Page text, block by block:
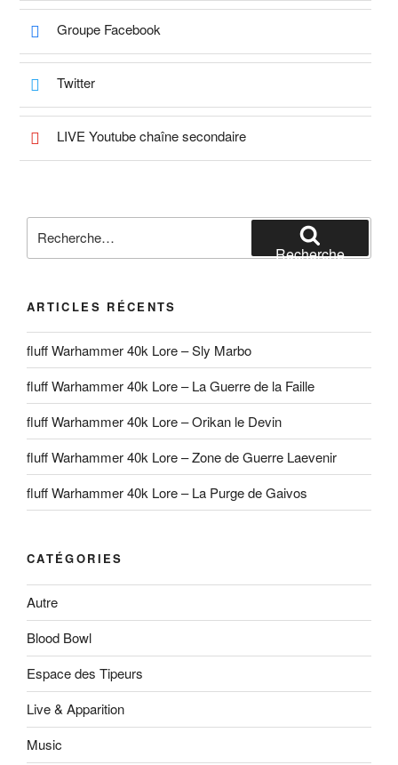
Groupe Facebook
Twitter
LIVE Youtube chaîne secondaire
pour
Recherche
ARTICLES RÉCENTS
fluff Warhammer 40k Lore – Sly Marbo
fluff Warhammer 40k Lore – La Guerre de la Faille
fluff Warhammer 40k Lore – Orikan le Devin
fluff Warhammer 40k Lore – Zone de Guerre Laevenir
fluff Warhammer 40k Lore – La Purge de Gaivos
CATÉGORIES
Autre
Blood Bowl
Espace des Tipeurs
Live & Apparition
Music